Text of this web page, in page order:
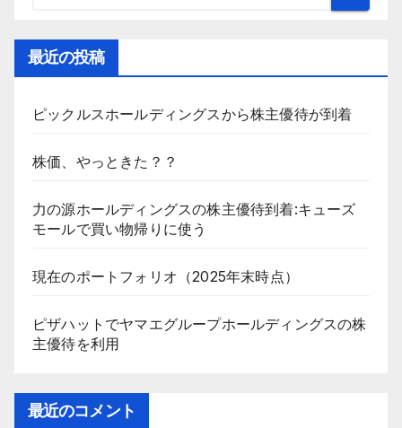
最近の投稿
ピックルスホールディングスから株主優待が到着
株価、やっときた？？
力の源ホールディングスの株主優待到着:キューズ
モールで買い物帰りに使う
現在のポートフォリオ（2025年末時点）
ピザハットでヤマエグループホールディングスの株
主優待を利用
最近のコメント